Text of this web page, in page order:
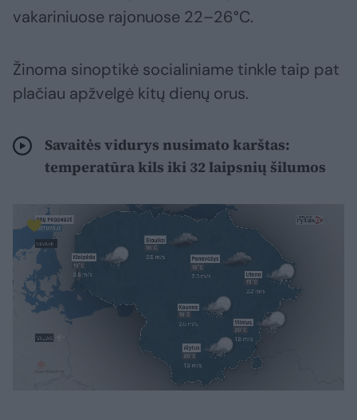
vakariniuose rajonuose 22–26°C.
Žinoma sinoptikė socialiniame tinkle taip pat
plačiau apžvelgė kitų dienų orus.
Savaitės vidurys nusimato karštas:
temperatūra kils iki 32 laipsnių šilumos